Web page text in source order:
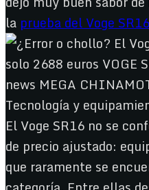
la prueba del Voge SR16
Tecnología y
El Voge SR16 no se
de precio ajustado:
que raramente se